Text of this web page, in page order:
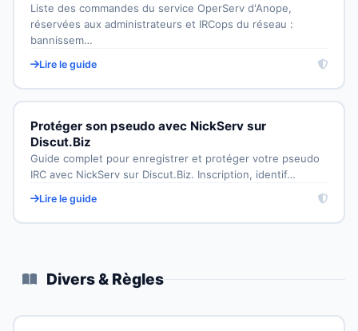
Liste des commandes du service OperServ d'Anope,
réservées aux administrateurs et IRCops du réseau :
bannissem…
Lire le guide
Protéger son pseudo avec NickServ sur
Discut.Biz
Guide complet pour enregistrer et protéger votre pseudo
IRC avec NickServ sur Discut.Biz. Inscription, identif…
Lire le guide
Divers & Règles